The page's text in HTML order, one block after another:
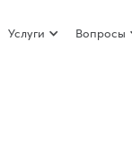
Услуги Вопросы